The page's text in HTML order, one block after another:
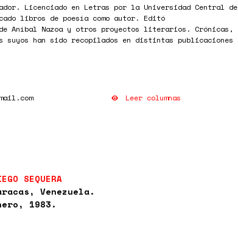
Licenciado en Letras por la Universidad Central de
libros de poesía como autor. Editó
Aníbal Nazoa y otros proyectos literarios. Crónicas,
suyos han sido recopilados en distintas publicaciones
Leer columnas
SEQUERA
Venezuela.
1983.